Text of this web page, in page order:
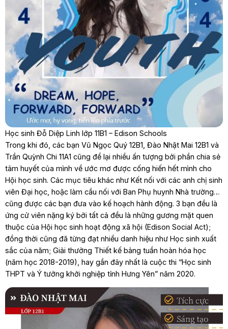
Học sinh Đỗ Diệp Linh lớp 11B1 – Edison Schools
Trong khi đó, các bạn Vũ Ngọc Quý 12B1, Đào Nhật Mai 12B1 và
Trần Quỳnh Chi 11A1 cũng để lại nhiều ấn tượng bởi phần chia sẻ
tâm huyết của mình về ước mơ được cống hiến hết mình cho
Hội học sinh. Các mục tiêu khác như Kết nối với các anh chị sinh
viên Đại học, hoặc làm cầu nối với Ban Phụ huynh Nhà trường…
cũng được các bạn đưa vào kế hoạch hành động. 3 bạn đều là
ứng cử viên nặng ký bởi tất cả đều là những gương mặt quen
thuộc của Hội học sinh hoạt động xã hội (Edison Social Act);
đồng thời cũng đã từng đạt nhiều danh hiệu như Học sinh xuất
sắc của năm; Giải thưởng Thiết kế bảng tuần hoàn hóa học
(năm học 2018-2019), hay gần đây nhất là cuộc thi “Học sinh
THPT và Ý tưởng khởi nghiệp tỉnh Hưng Yên” năm 2020.